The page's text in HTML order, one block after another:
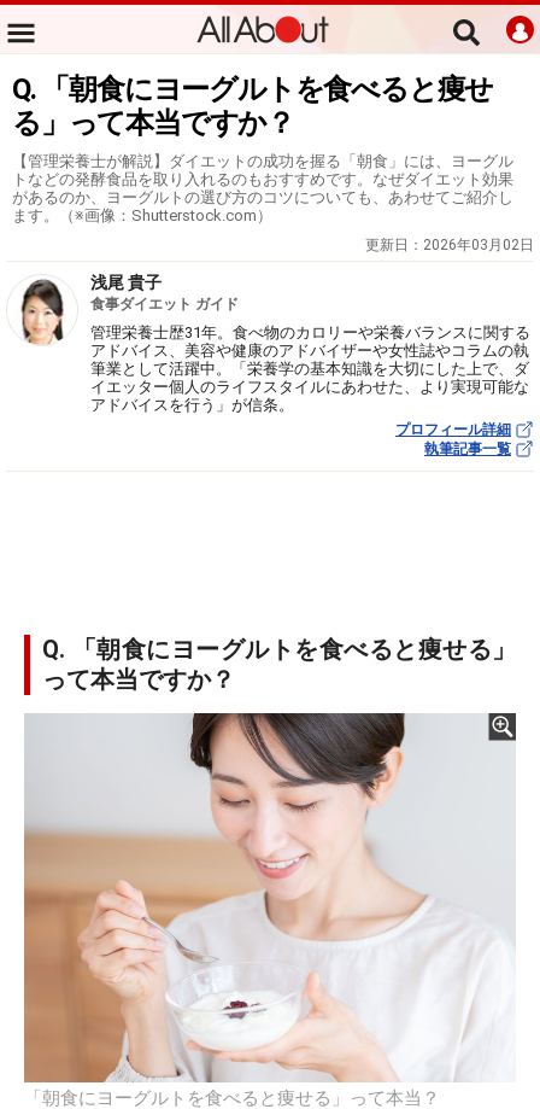
Q. 「朝食にヨーグルトを食べると痩せ
る」って本当ですか？
【管理栄養士が解説】ダイエットの成功を握る「朝食」には、ヨーグル
トなどの発酵食品を取り入れるのもおすすめです。なぜダイエット効果
があるのか、ヨーグルトの選び方のコツについても、あわせてご紹介し
ます。（※画像：Shutterstock.com）
更新日： 2026年03月02日
浅尾 貴子
食事ダイエット ガイド
管理栄養士歴31年。食べ物のカロリーや栄養バランスに関する
アドバイス、美容や健康のアドバイザーや女性誌やコラムの執
筆業として活躍中。「栄養学の基本知識を大切にした上で、ダ
イエッター個人のライフスタイルにあわせた、より実現可能な
アドバイスを行う」が信条。
プロフィール詳細
執筆記事一覧
Q. 「朝食にヨーグルトを食べると痩せる」
って本当ですか？
「朝食にヨーグルトを食べると痩せる」って本当？